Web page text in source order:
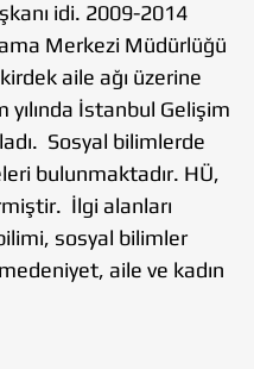
idi. 2009-2014
Merkezi Müdürlüğü
aile ağı üzerine
İstanbul Gelişim
Sosyal bilimlerde
bulunmaktadır. HÜ,
İlgi alanları
sosyal bilimler
aile ve kadın